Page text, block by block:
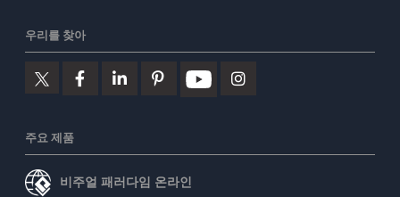
우리를 찾아
주요 제품
비주얼 패러다임 온라인